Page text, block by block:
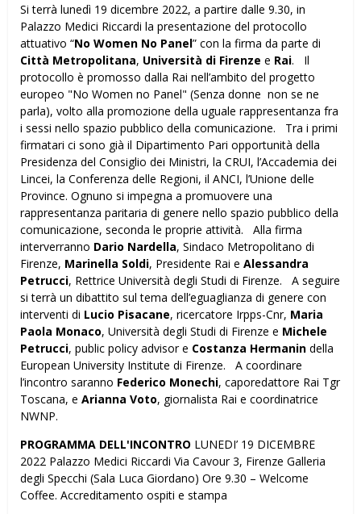
Si terrà lunedì 19 dicembre 2022, a partire dalle 9.30, in
Palazzo Medici Riccardi la presentazione del protocollo
attuativo “No Women No Panel” con la firma da parte di
Città Metropolitana, Università di Firenze e Rai. Il
protocollo è promosso dalla Rai nell’ambito del progetto
europeo "No Women no Panel" (Senza donne non se ne
parla), volto alla promozione della uguale rappresentanza fra
i sessi nello spazio pubblico della comunicazione. Tra i primi
firmatari ci sono già il Dipartimento Pari opportunità della
Presidenza del Consiglio dei Ministri, la CRUI, l’Accademia dei
Lincei, la Conferenza delle Regioni, il ANCI, l’Unione delle
Province. Ognuno si impegna a promuovere una
rappresentanza paritaria di genere nello spazio pubblico della
comunicazione, seconda le proprie attività. Alla firma
interverranno Dario Nardella, Sindaco Metropolitano di
Firenze, Marinella Soldi, Presidente Rai e Alessandra
Petrucci, Rettrice Università degli Studi di Firenze. A seguire
si terrà un dibattito sul tema dell’eguaglianza di genere con
interventi di Lucio Pisacane, ricercatore Irpps-Cnr, Maria
Paola Monaco, Università degli Studi di Firenze e Michele
Petrucci, public policy advisor e Costanza Hermanin della
European University Institute di Firenze. A coordinare
l’incontro saranno Federico Monechi, caporedattore Rai Tgr
Toscana, e Arianna Voto, giornalista Rai e coordinatrice
NWNP.
PROGRAMMA DELL'INCONTRO LUNEDI’ 19 DICEMBRE
2022 Palazzo Medici Riccardi Via Cavour 3, Firenze Galleria
degli Specchi (Sala Luca Giordano) Ore 9.30 – Welcome
Coffee. Accreditamento ospiti e stampa